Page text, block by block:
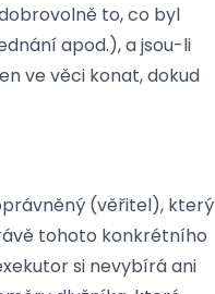
to, co byl
apod.), a jsou-li
ve věci konat, dokud
(věřitel), který
tohoto konkrétního
si nevybírá ani